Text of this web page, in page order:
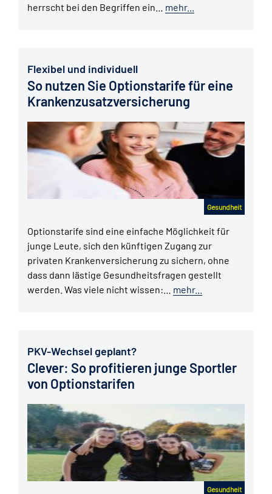
herrscht bei den Begriffen ein… mehr...
Flexibel und individuell
So nutzen Sie Optionstarife für eine
Krankenzusatzversicherung
Gesundheit
Optionstarife sind eine einfache Möglichkeit für
junge Leute, sich den künftigen Zugang zur
privaten Krankenversicherung zu sichern, ohne
dass dann lästige Gesundheitsfragen gestellt
werden. Was viele nicht wissen:… mehr...
PKV-Wechsel geplant?
Clever: So profitieren junge Sportler
von Optionstarifen
Gesundheit